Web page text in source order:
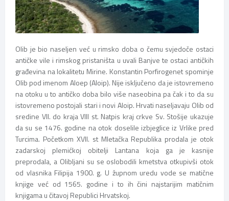
Olib je bio naseljen već u rimsko doba o čemu svjedoče ostaci
antičke vile i rimskog pristaništa u uvali Banjve te ostaci antičkih
građevina na lokalitetu Mirine. Konstantin Porfirogenet spominje
Olib pod imenom Aloep (Aloip). Nije isključeno da je istovremeno
na otoku u to antičko doba bilo više naseobina pa čak i to da su
istovremeno postojali stari i novi Aloip. Hrvati naseljavaju Olib od
sredine VII. do kraja VIII st. Natpis kraj crkve Sv. Stošije ukazuje
da su se 1476. godine na otok doselile izbjeglice iz Vrlike pred
Turcima. Početkom XVII. st Mletačka Republika prodala je otok
zadarskoj plemićkoj obitelji Lantana koja ga je kasnije
preprodala, a Olibljani su se oslobodili kmetstva otkupivši otok
od vlasnika Filipija 1900. g. U župnom uredu vode se matične
knjige već od 1565. godine i to ih čini najstarijim matičnim
knjigama u čitavoj Republici Hrvatskoj.